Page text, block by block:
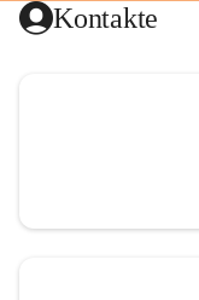
Kontakte